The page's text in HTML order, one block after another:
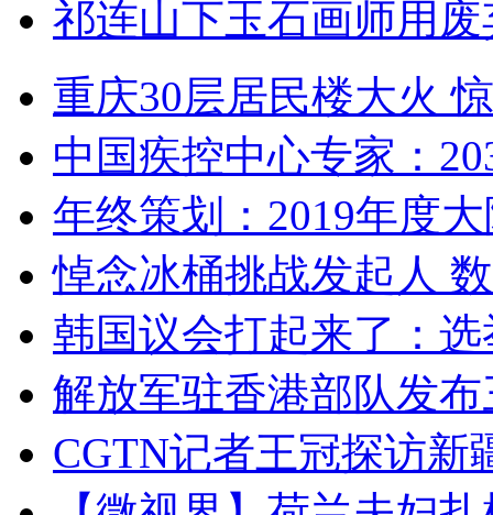
祁连山下玉石画师用
重庆30层居民楼大火
中国疾控中心专家：
年终策划：2019年度
悼念冰桶挑战发起人
韩国议会打起来了：
解放军驻香港部队发
CGTN记者王冠探访新